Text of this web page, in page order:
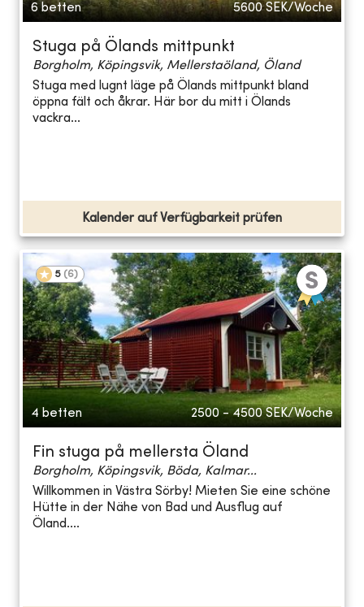
6 betten 5600 SEK/Woche
Stuga på Ölands mittpunkt
Borgholm, Köpingsvik, Mellerstaöland, Öland
Stuga med lugnt läge på Ölands mittpunkt bland
öppna fält och åkrar. Här bor du mitt i Ölands
vackra...
Kalender auf Verfügbarkeit prüfen
5 (6)
4 betten 2500 - 4500 SEK/Woche
Fin stuga på mellersta Öland
Borgholm, Köpingsvik, Böda, Kalmar...
Willkommen in Västra Sörby! Mieten Sie eine schöne
Hütte in der Nähe von Bad und Ausflug auf
Öland....